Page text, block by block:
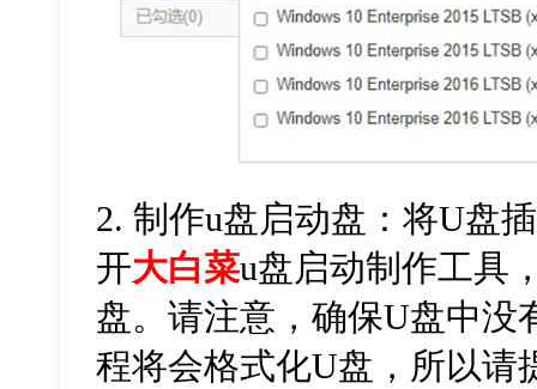
2. 制作u盘启动盘：将U盘
开大白菜u盘启动制作工具
盘。请注意，确保U盘中没
程将会格式化U盘，所以请